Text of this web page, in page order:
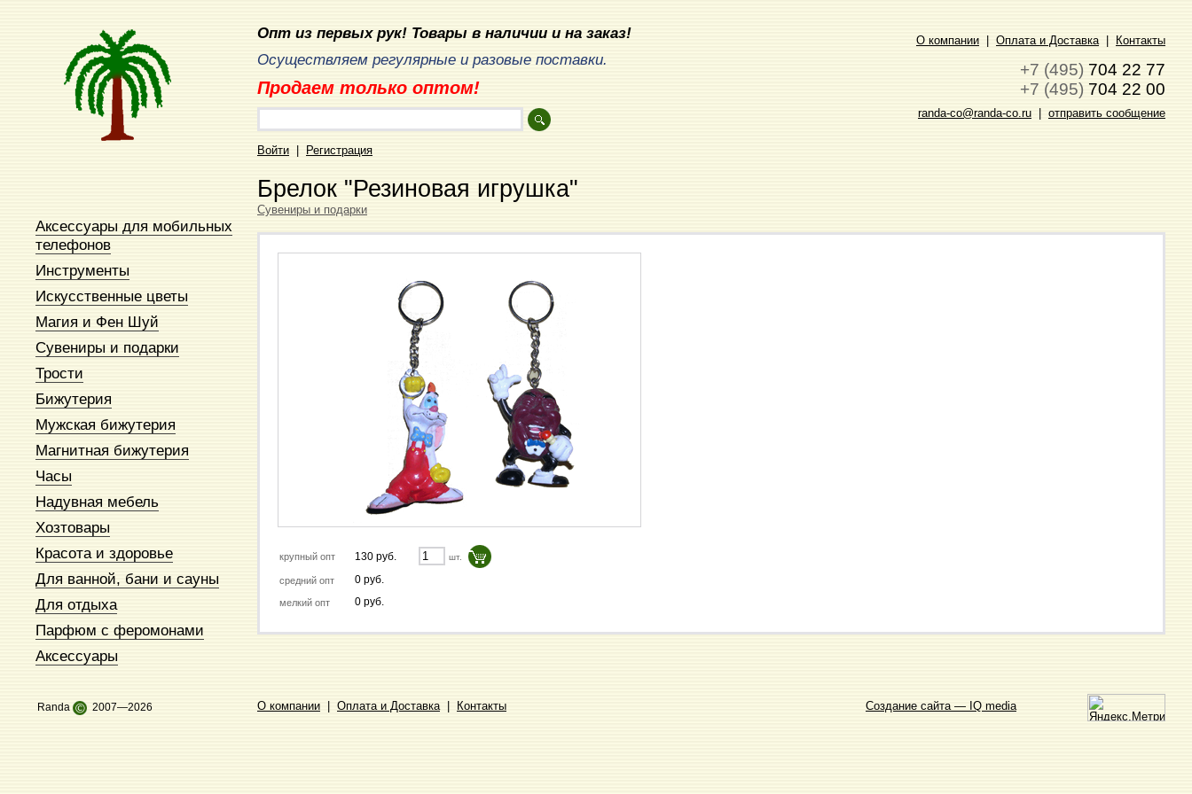
Аксессуары для мобильных
телефонов
Инструменты
Искусственные цветы
Магия и Фен Шуй
Сувениры и подарки
Трости
Бижутерия
Мужская бижутерия
Магнитная бижутерия
Часы
Надувная мебель
Хозтовары
Красота и здоровье
Для ванной, бани и сауны
Для отдыха
Парфюм с феромонами
Аксессуары
Опт из первых рук! Товары в наличии и на заказ!
Осуществляем регулярные и разовые поставки.
Продаем только оптом!
Войти Регистрация
О компании Оплата и Доставка| Контакты
+7 (495) 704 22 77
+7 (495) 704 22 00
randa-co@randa-co.ru отправить сообщение
Брелок "Резиновая игрушка"
Сувениры и подарки
крупный опт 130 руб. шт.
средний опт 0 руб.
мелкий опт 0 руб.
Randa © 2007—2026 О компании Оплата и Доставка| Контакты Создание сайта — IQ media